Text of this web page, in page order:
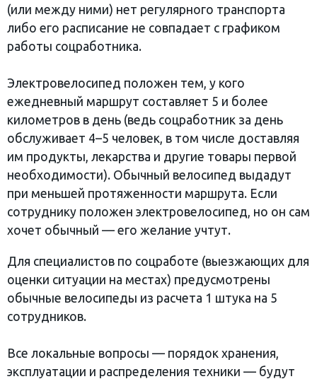
(или между ними) нет регулярного транспорта
либо его расписание не совпадает с графиком
работы соцработника.
Электровелосипед положен тем, у кого
ежедневный маршрут составляет 5 и более
километров в день (ведь соцработник за день
обслуживает 4–5 человек, в том числе доставляя
им продукты, лекарства и другие товары первой
необходимости). Обычный велосипед выдадут
при меньшей протяженности маршрута. Если
сотруднику положен электровелосипед, но он сам
хочет обычный — его желание учтут.
Для специалистов по соцработе (выезжающих для
оценки ситуации на местах) предусмотрены
обычные велосипеды из расчета 1 штука на 5
сотрудников.
​Все локальные вопросы — порядок хранения,
эксплуатации и распределения техники — будут